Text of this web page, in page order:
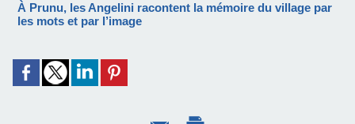
À Prunu, les Angelini racontent la mémoire du village par
les mots et par l’image